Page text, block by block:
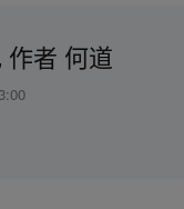
作者 何道